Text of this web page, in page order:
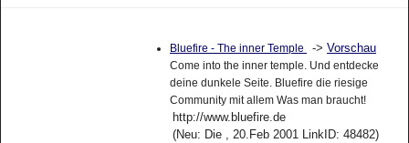
Bluefire - The inner Temple -> Vorschau
Come into the inner temple. Und entdecke
deine dunkele Seite. Bluefire die riesige
Community mit allem Was man braucht!
http://www.bluefire.de
(Neu: Die , 20.Feb 2001 LinkID: 48482)